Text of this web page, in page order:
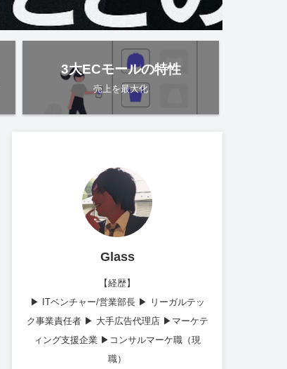
3大ECモールの特性
売上を最大化
Glass
【経歴】
▶︎ ITベンチャー/営業部長 ▶︎ リーガルテッ
ク事業責任者 ▶︎ 大手広告代理店 ▶︎マーケテ
ィング支援企業 ▶︎コンサルマーケ職（現
職）